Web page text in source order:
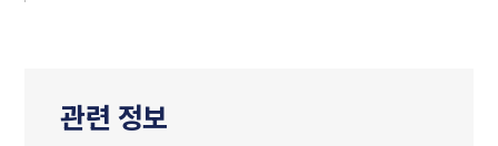
관련 정보